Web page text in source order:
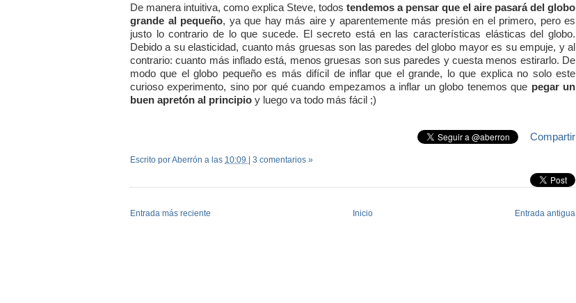
De manera intuitiva, como explica Steve, todos tendemos a pensar que el aire pasará del globo
grande al pequeño, ya que hay más aire y aparentemente más presión en el primero, pero es
justo lo contrario de lo que sucede. El secreto está en las características elásticas del globo.
Debido a su elasticidad, cuanto más gruesas son las paredes del globo mayor es su empuje, y al
contrario: cuanto más inflado está, menos gruesas son sus paredes y cuesta menos estirarlo. De
modo que el globo pequeño es más difícil de inflar que el grande, lo que explica no solo este
curioso experimento, sino por qué cuando empezamos a inflar un globo tenemos que pegar un
buen apretón al principio y luego va todo más fácil ;)
Compartir
Escrito por Aberrón a las 10:09 | 3 comentarios »
Entrada más reciente Entrada antigua
Inicio